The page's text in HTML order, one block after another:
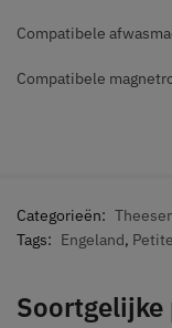
Compatibele
Compatibele
Categorieën:
Tags: Engeland,
Soortgelijke